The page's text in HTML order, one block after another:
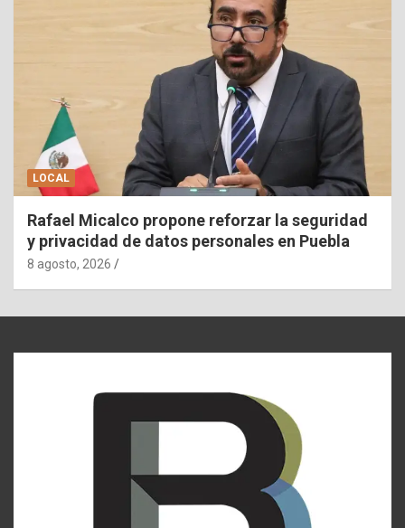
LOCAL
Rafael Micalco propone reforzar la seguridad
y privacidad de datos personales en Puebla
8 agosto, 2026